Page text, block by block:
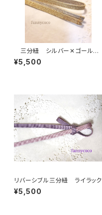
三分紐 シルバー✕ゴールド
(リバーシブル)
¥5,500
リバーシブル三分紐 ライラック
¥5,500